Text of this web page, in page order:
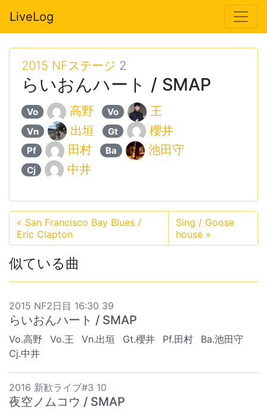
LiveLog
2015 NFステージ 2
らいおんハート / SMAP
Vo 高野 Vo 王
Vn 出垣 Gt 櫻井
Pf 田村 Ba 池田守
Cj 中井
« San Francisco Bay Blues /
Eric Clapton
Sing / Goose
house »
似ている曲
2015 NF2日目 16:30 39
らいおんハート / SMAP
Vo.高野 Vo.王 Vn.出垣 Gt.櫻井 Pf.田村
Ba.池田守
Cj.中井
2016 新歓ライブ#3 10
夜空ノムコウ / SMAP